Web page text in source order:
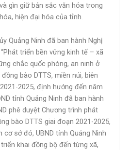
gìn giữ bản sắc văn hóa trong
hiện đại hóa của tỉnh.
Quảng Ninh đã ban hành Nghị
triển bền vững kinh tế – xã
chắc quốc phòng, an ninh ở
bào DTTS, miền núi, biên
2025, định hướng đến năm
tỉnh Quảng Ninh đã ban hành
phê duyệt Chương trình phát
bào DTTS giai đoạn 2021-2025,
cơ sở đó, UBND tỉnh Quảng Ninh
khai đồng bộ đến từng xã,